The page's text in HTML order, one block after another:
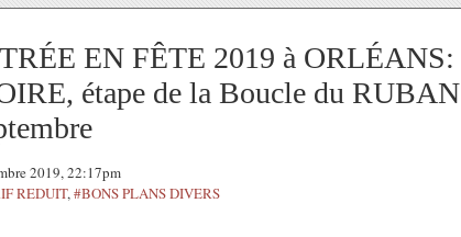
EN FÊTE 2019 à ORLÉANS:
étape de la Boucle du RUBAN
2019, 22:17pm
REDUIT,#BONS PLANS DIVERS